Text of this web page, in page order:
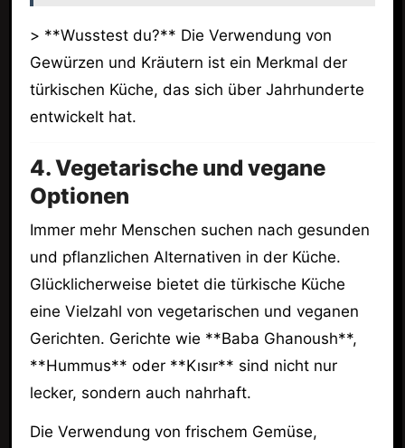
> **Wusstest du?** Die Verwendung von
Gewürzen und Kräutern ist ein Merkmal der
türkischen Küche, das sich über Jahrhunderte
entwickelt hat.
4. Vegetarische und vegane
Optionen
Immer mehr Menschen suchen nach gesunden
und pflanzlichen Alternativen in der Küche.
Glücklicherweise bietet die türkische Küche
eine Vielzahl von vegetarischen und veganen
Gerichten. Gerichte wie **Baba Ghanoush**,
**Hummus** oder **Kısır** sind nicht nur
lecker, sondern auch nahrhaft.
Die Verwendung von frischem Gemüse,